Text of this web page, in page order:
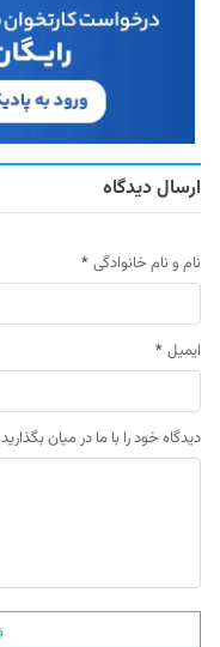
ارسال دیدگاه
نام و نام خانوادگی *
ایمیل *
دیدگاه خود را با ما در میان بگذارید